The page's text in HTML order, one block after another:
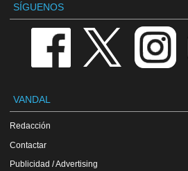
SÍGUENOS
VANDAL
Redacción
Contactar
Publicidad / Advertising